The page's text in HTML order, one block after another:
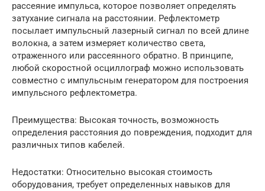
рассеяние импульса, которое позволяет определять
затухание сигнала на расстоянии. Рефлектометр
посылает импульсный лазерный сигнал по всей длине
волокна, а затем измеряет количество света,
отраженного или рассеянного обратно. В принципе,
любой скоростной осциллограф можно использовать
совместно с импульсным генератором для построения
импульсного рефлектометра.
Преимущества: Высокая точность, возможность
определения расстояния до повреждения, подходит для
различных типов кабелей.
Недостатки: Относительно высокая стоимость
оборудования, требует определенных навыков для